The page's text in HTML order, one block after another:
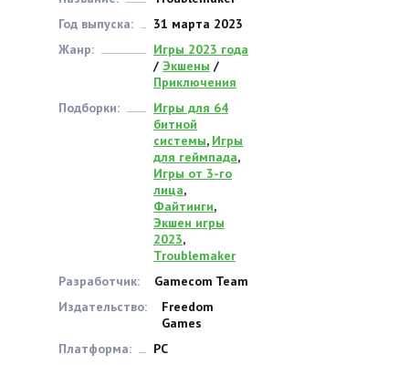
Год выпуска:
31 марта 2023
Жанр:
Игры 2023 года
/ Экшены /
Приключения
Подборки:
Игры для 64
битной
системы, Игры
для геймпада,
Игры от 3-го
лица,
Файтинги,
Экшен игры
2023,
Troublemaker
Разработчик:
Gamecom Team
Издательство:
Freedom
Games
Платформа:
PC